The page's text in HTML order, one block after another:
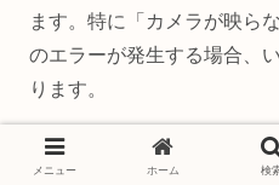
ます。特に「カメラが映ら
のエラーが発生する場合、
ります。
カメラの権限を確認する
メニュー ホーム 検